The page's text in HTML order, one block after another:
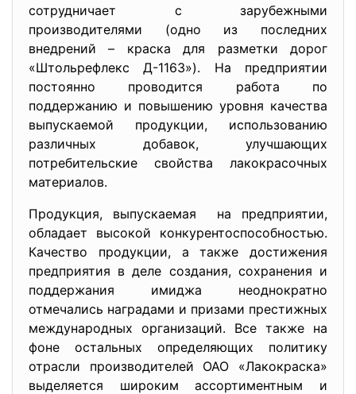
сотрудничает с зарубежными
производителями (одно из последних
внедрений – краска для разметки дорог
«Штольрефлекс Д-1163»). На предприятии
постоянно проводится работа по
поддержанию и повышению уровня качества
выпускаемой продукции, использованию
различных добавок, улучшающих
потребительские свойства лакокрасочных
материалов.
Продукция, выпускаемая на предприятии,
обладает высокой конкурентоспособностью.
Качество продукции, а также достижения
предприятия в деле создания, сохранения и
поддержания имиджа неоднократно
отмечались наградами и призами престижных
международных организаций. Все также на
фоне остальных определяющих политику
отрасли производителей ОАО «Лакокраска»
выделяется широким ассортиментным и